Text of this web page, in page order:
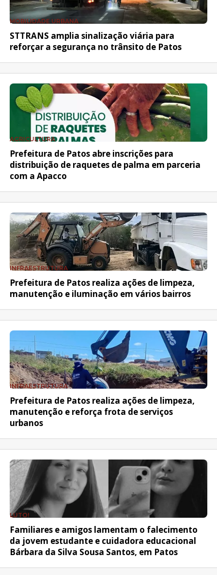
MOBILIDADE URBANA
STTRANS amplia sinalização viária para
reforçar a segurança no trânsito de Patos
AGRICULTURA
Prefeitura de Patos abre inscrições para
distribuição de raquetes de palma em parceria
com a Apacco
INFRAESTRUTURA
Prefeitura de Patos realiza ações de limpeza,
manutenção e iluminação em vários bairros
INFRAESTRUTURA
Prefeitura de Patos realiza ações de limpeza,
manutenção e reforça frota de serviços
urbanos
LUTO!
Familiares e amigos lamentam o falecimento
da jovem estudante e cuidadora educacional
Bárbara da Silva Sousa Santos, em Patos